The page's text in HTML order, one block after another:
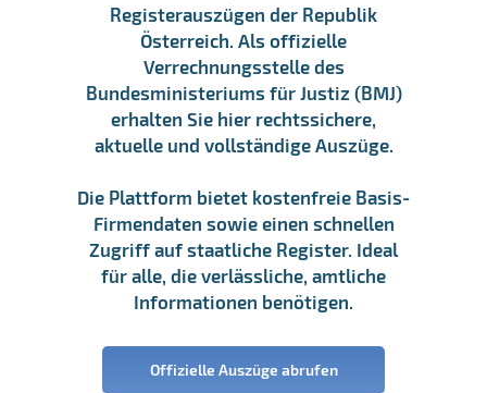
Registerauszügen der Republik
Österreich. Als offizielle
Verrechnungsstelle des
Bundesministeriums für Justiz (BMJ)
erhalten Sie hier rechtssichere,
aktuelle und vollständige Auszüge.
Die Plattform bietet kostenfreie Basis-
Firmendaten sowie einen schnellen
Zugriff auf staatliche Register. Ideal
für alle, die verlässliche, amtliche
Informationen benötigen.
Offizielle Auszüge abrufen